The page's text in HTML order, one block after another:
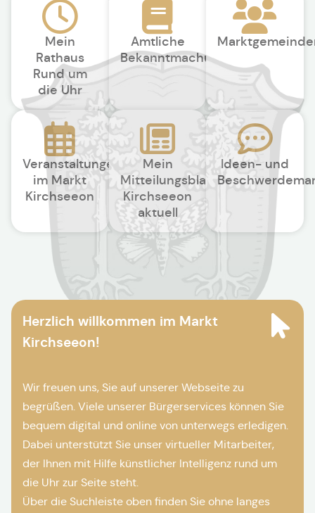
Mein
Rathaus
Rund um
die Uhr
Amtliche
Bekanntmachungen
Veranstaltungen
im Markt
Kirchseeon
Mein
Mitteilungsblatt
Kirchseeon
aktuell
Ideen- und
Herzlich willkommen im Markt
Kirchseeon!
Wir freuen uns, Sie auf unserer Webseite zu
begrüßen. Viele unserer Bürgerservices können Sie
bequem digital und online von unterwegs erledigen.
Dabei unterstützt Sie unser virtueller Mitarbeiter,
der Ihnen mit Hilfe künstlicher Intelligenz rund um
die Uhr zur Seite steht.
Über die Suchleiste oben finden Sie ohne langes